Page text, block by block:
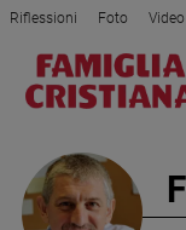
Attualità
Cronaca
Politica
Mondo
Riflessioni Foto Video
Privacy Policy Chi siamo
Registrati Redazione